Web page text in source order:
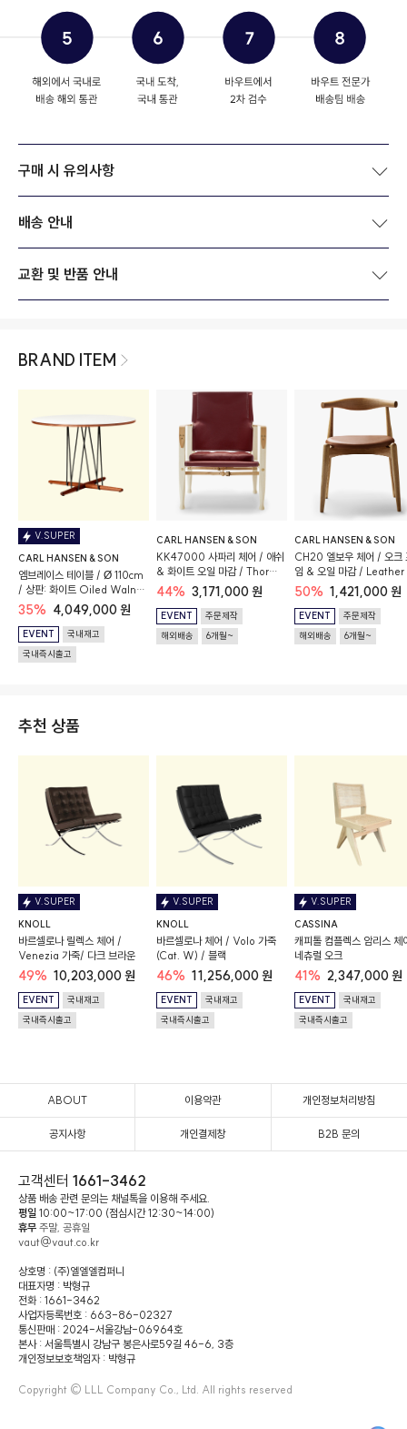
구매 시 유의사항
배송 안내
교환 및 반품 안내
BRAND ITEM
V.SUPER
CARL HANSEN & SON
엠브레이스 테이블 / Ø 110cm
/ 상판: 화이트 Oiled Walnut
/ 베이스: 블랙
35% 4,049,000 원
EVENT
국내재고
국내즉시출고
CARL HANSEN & SON
KK47000 사파리 체어 / 애쉬
& 화이트 오일 마감 / Thor
332
44% 3,171,000 원
EVENT
주문제작
해외배송
6개월~
CARL HANSEN & SON
CH20 엘보우 체어 / 오크
임 & 오일 마감 /
95
50% 1,421,000 원
EVENT
주문제작
해외배송
6개월~
추천 상품
V.SUPER
KNOLL
바르셀로나 릴렉스 체어 /
Venezia 가죽/ 다크 브라운
49% 10,203,000 원
EVENT
국내재고
국내즉시출고
V.SUPER
KNOLL
바르셀로나 체어 / Volo 가죽
(Cat. W) / 블랙
46% 11,256,000 원
EVENT
국내재고
국내즉시출고
V.SUPER
CASSINA
캐피톨 컴플렉스 암리스 체
네츄럴 오크
41% 2,347,000 원
EVENT
국내재고
국내즉시출고
ABOUT 이용약관 개인정보처리방침
공지사항 개인결제창 B2B 문의
고객센터 1661-3462
상품 배송 관련 문의는 채널톡을 이용해 주세요.
평일 10:00~17:00 (점심시간 12:30~14:00)
휴무 주말, 공휴일
vaut@vaut.co.kr
상호명 : (주)엘엘엘컴퍼니
대표자명 : 박형규
전화 : 1661-3462
사업자등록번호 : 663-86-02327
통신판매 : 2024-서울강남-06964호
본사 : 서울특별시 강남구 봉은사로59길 46-6, 3층
개인정보보호책임자 : 박형규
Copyright © LLL Company Co., Ltd. All rights reserved